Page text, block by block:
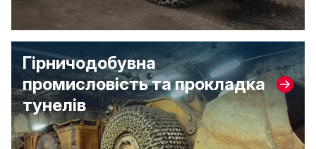
Гірничодобувна
промисловість та прокладка
тунелів